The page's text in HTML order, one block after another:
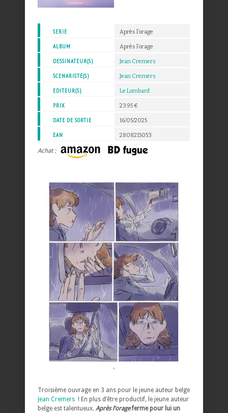
SERIE Après l’orage
ALBUM Après l’orage
DESSINATEUR(S) Jean Cremers
SCENARISTE(S) Jean Cremers
EDITEUR(S) Le Lombard
PRIX 23.95 €
DATE DE SORTIE 16/05/2025
EAN 2808215053
Achat :
Troisième ouvrage en 3 ans pour le jeune auteur belge
Jean Cremers ! En plus d’être productif, le jeune auteur
belge est talentueux. Après l’orageferme pour lui un